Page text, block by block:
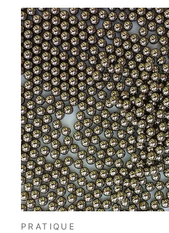
PRATIQUE